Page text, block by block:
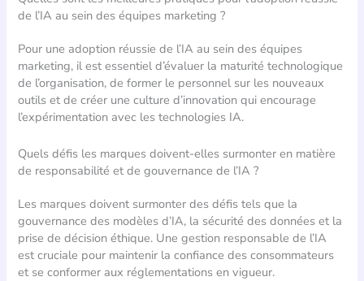
de l’IA au sein des équipes marketing ?
Pour une adoption réussie de l’IA au sein des équipes
marketing, il est essentiel d’évaluer la maturité technologique
de l’organisation, de former le personnel sur les nouveaux
outils et de créer une culture d’innovation qui encourage
l’expérimentation avec les technologies IA.
Quels défis les marques doivent-elles surmonter en matière
de responsabilité et de gouvernance de l’IA ?
Les marques doivent surmonter des défis tels que la
gouvernance des modèles d’IA, la sécurité des données et la
prise de décision éthique. Une gestion responsable de l’IA
est cruciale pour maintenir la confiance des consommateurs
et se conformer aux réglementations en vigueur.